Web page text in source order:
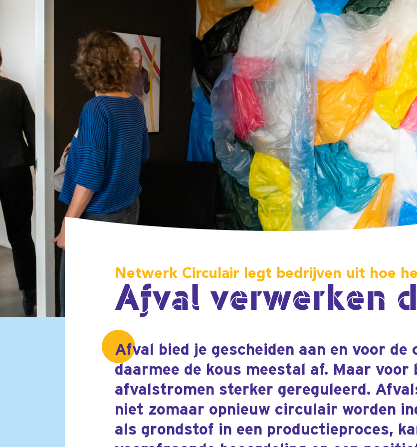
Netwerk Circulair legt bedrijven uit hoe het werkt
Afval verwerken doe je zo!
daarmee de kous meestal af. Maar voor bedrijven zijn
afvalstromen sterker gereguleerd. Afvalstoffen mogen
niet zomaar opnieuw circulair worden ingezet. Verwerken
als grondstof in een productieproces, kan niet zonder
voorafgaande beoordeling en een positief rechtsoordeel.
Hoe dat proces in de praktijk werkt, stond
centraal in de derde bijeenkomst van dit jaar
van het Netwerk Circulair. Dit keer in de
Amsterdamse Houthavens, waar de
genodigden meteen een bezoek brachten
aan Seenons, het platform dat inzicht geeft
in bedrijfsmatige afvalstromen.
De Omgevingsdienst Noordzeekanaalgebied